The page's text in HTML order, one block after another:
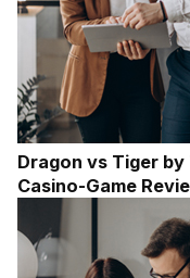
Dragon vs Tiger by
Casino-Game